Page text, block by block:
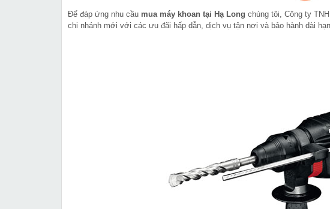
Để đáp ứng nhu cầu mua máy khoan tại Hạ Long chúng tôi, Công ty
chi nhánh mới với các ưu đãi hấp dẫn, dịch vụ tận nơi và bảo hành dài